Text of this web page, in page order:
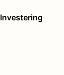
Investering